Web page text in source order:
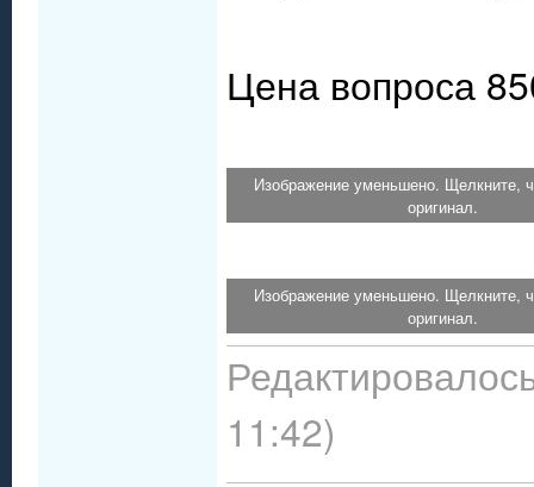
Цена вопроса
Изображение уменьшено. Щелкните,
оригинал.
Изображение уменьшено. Щелкните,
оригинал.
11:42)